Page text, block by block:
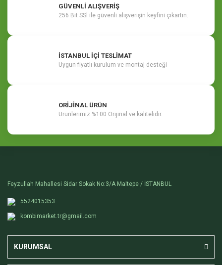
GÜVENLİ ALIŞVERİŞ
256 Bit SSl ile güvenli alışverişin keyfini çıkartın.
İSTANBUL İÇİ TESLİMAT
Uygun fiyatlı kurulum ve montaj desteği
ORİJİNAL ÜRÜN
Ürünlerimiz %100 Orijinal ve kalitelidir.
Feyzullah Mahallesi Sidar Sokak No:3/A Maltepe / İSTANBUL
5524015353
kombimarket.tr@gmail.com
KURUMSAL